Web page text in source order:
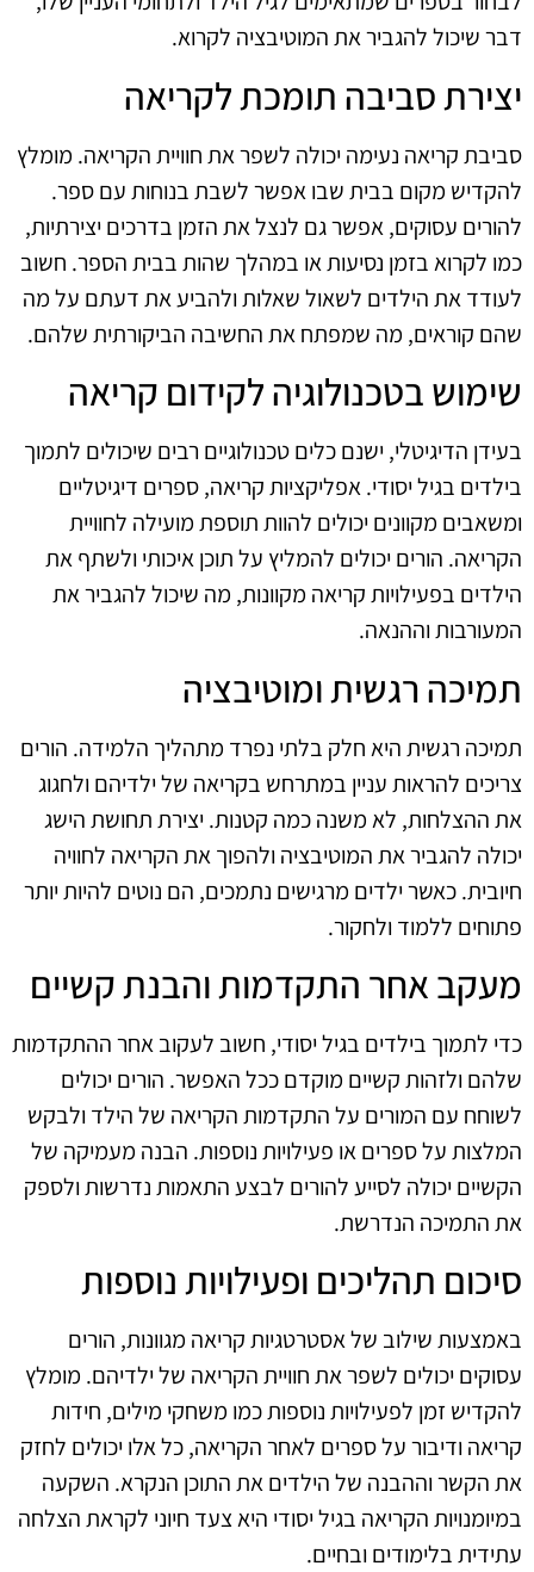
דבר שיכול להגביר את המוטיבציה לקרוא.
יצירת סביבה תומכת לקריאה
סביבת קריאה נעימה יכולה לשפר את חוויית הקריאה. מומלץ
להקדיש מקום בבית שבו אפשר לשבת בנוחות עם ספר.
להורים עסוקים, אפשר גם לנצל את הזמן בדרכים יצירתיות,
כמו לקרוא בזמן נסיעות או במהלך שהות בבית הספר. חשוב
לעודד את הילדים לשאול שאלות ולהביע את דעתם על מה
שהם קוראים, מה שמפתח את החשיבה הביקורתית שלהם.
שימוש בטכנולוגיה לקידום קריאה
בעידן הדיגיטלי, ישנם כלים טכנולוגיים רבים שיכולים לתמוך
בילדים בגיל יסודי. אפליקציות קריאה, ספרים דיגיטליים
ומשאבים מקוונים יכולים להוות תוספת מועילה לחוויית
הקריאה. הורים יכולים להמליץ על תוכן איכותי ולשתף את
הילדים בפעילויות קריאה מקוונות, מה שיכול להגביר את
המעורבות וההנאה.
תמיכה רגשית ומוטיבציה
תמיכה רגשית היא חלק בלתי נפרד מתהליך הלמידה. הורים
צריכים להראות עניין במתרחש בקריאה של ילדיהם ולחגוג
את ההצלחות, לא משנה כמה קטנות. יצירת תחושת הישג
יכולה להגביר את המוטיבציה ולהפוך את הקריאה לחוויה
חיובית. כאשר ילדים מרגישים נתמכים, הם נוטים להיות יותר
פתוחים ללמוד ולחקור.
מעקב אחר התקדמות והבנת קשיים
כדי לתמוך בילדים בגיל יסודי, חשוב לעקוב אחר ההתקדמות
שלהם ולזהות קשיים מוקדם ככל האפשר. הורים יכולים
לשוחח עם המורים על התקדמות הקריאה של הילד ולבקש
המלצות על ספרים או פעילויות נוספות. הבנה מעמיקה של
הקשיים יכולה לסייע להורים לבצע התאמות נדרשות ולספק
את התמיכה הנדרשת.
סיכום תהליכים ופעילויות נוספות
באמצעות שילוב של אסטרטגיות קריאה מגוונות, הורים
עסוקים יכולים לשפר את חוויית הקריאה של ילדיהם. מומלץ
להקדיש זמן לפעילויות נוספות כמו משחקי מילים, חידות
קריאה ודיבור על ספרים לאחר הקריאה, כל אלו יכולים לחזק
את הקשר וההבנה של הילדים את התוכן הנקרא. השקעה
במיומנויות הקריאה בגיל יסודי היא צעד חיוני לקראת הצלחה
עתידית בלימודים ובחיים.